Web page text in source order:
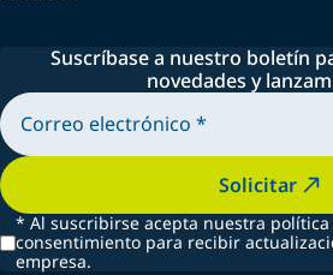
Suscríbase a nuestro boletín
novedades y
Solicitar
* Al suscribirse acepta nuestra
consentimiento para recibir
empresa.